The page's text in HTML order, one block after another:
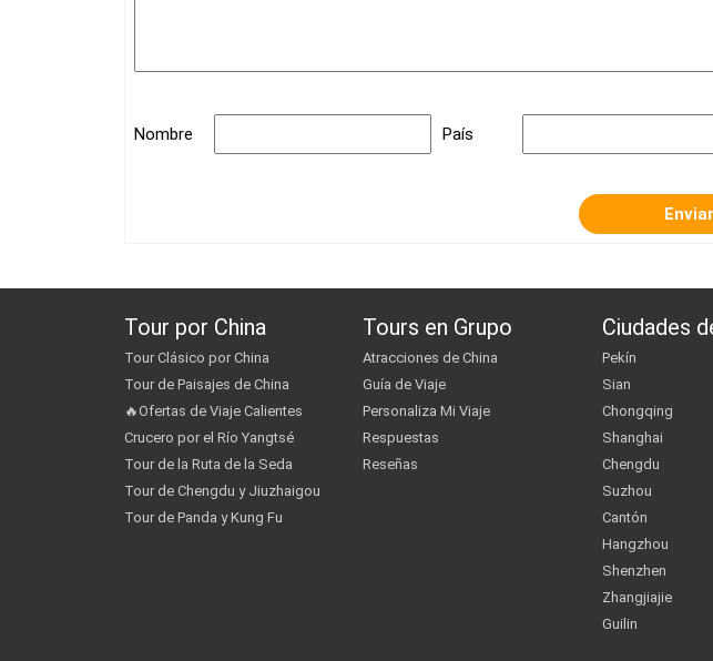
Nombre País
Tour por China
Tour Clásico por China
Tour de Paisajes de China
🔥Ofertas de Viaje Calientes
Crucero por el Río Yangtsé
Tour de la Ruta de la Seda
Tour de Chengdu y Jiuzhaigou
Tour de Panda y Kung Fu
Tours en Grupo
Atracciones de China
Guía de Viaje
Personaliza Mi Viaje
Respuestas
Reseñas
Ciudades
Pekín
Sian
Chongqing
Shanghai
Chengdu
Suzhou
Cantón
Hangzhou
Shenzhen
Zhangjiajie
Guilin